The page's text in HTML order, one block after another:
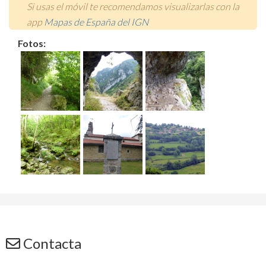
Si usas el móvil te recomendamos visualizarlas con la
app Mapas de España del IGN
Fotos:
Contacta